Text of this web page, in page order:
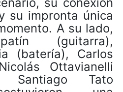
su impronta única
A su lado,
(guitarra),
(batería), Carlos
Ottavianelli
Santiago Tato